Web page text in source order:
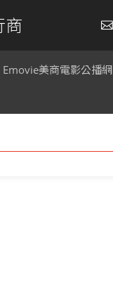
商
Emovie美商電影公播網